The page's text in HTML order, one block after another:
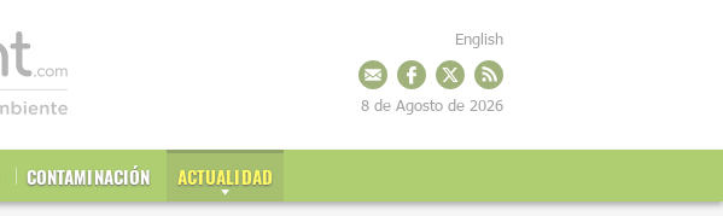
CONTAMINACIÓN ACTUALIDAD
English
8 de Agosto de 2026